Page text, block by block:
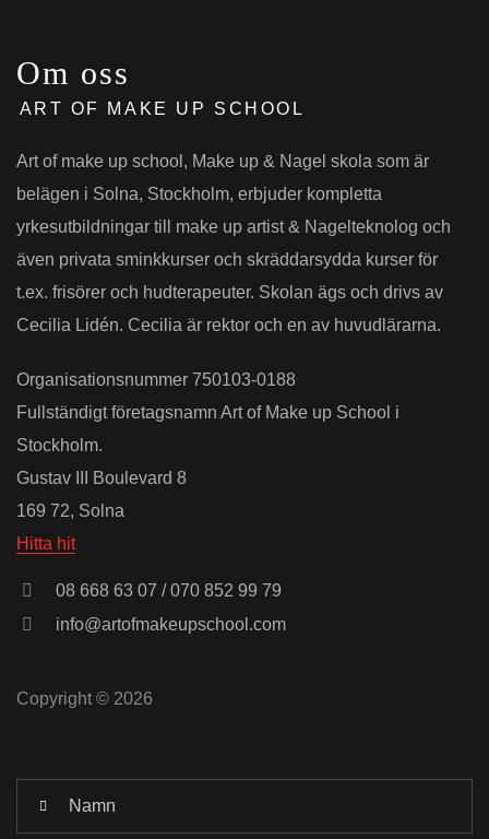
Om oss
ART OF MAKE UP SCHOOL
Art of make up school, Make up & Nagel skola som är
belägen i Solna, Stockholm, erbjuder kompletta
yrkesutbildningar till make up artist & Nagelteknolog och
även privata sminkkurser och skräddarsydda kurser för
t.ex. frisörer och hudterapeuter. Skolan ägs och drivs av
Cecilia Lidén. Cecilia är rektor och en av huvudlärarna.
Organisationsnummer 750103-0188
Fullständigt företagsnamn Art of Make up School i
Stockholm.
Gustav III Boulevard 8
169 72, Solna
Hitta hit
08 668 63 07 / 070 852 99 79
info@artofmakeupschool.com
Copyright © 2026